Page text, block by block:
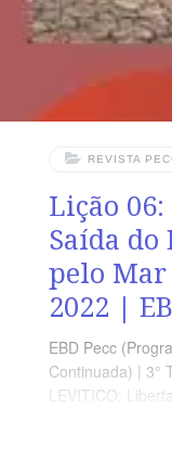
REVISTA
Lição 06:
Saída do
pelo
2022 |
EBD Pecc
Continuada) | 3°
LEVITICO: